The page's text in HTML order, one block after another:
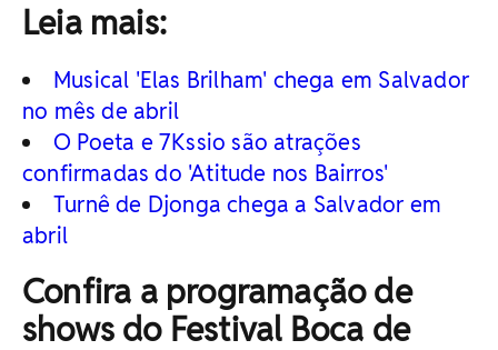
Leia mais:
Musical 'Elas Brilham' chega em Salvador
no mês de abril
O Poeta e 7Kssio são atrações
confirmadas do 'Atitude nos Bairros'
Turnê de Djonga chega a Salvador em
abril
Confira a programação de
shows do Festival Boca de